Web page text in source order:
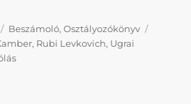
Kategória
Beszámoló,Osztályozókönyv
, Rubi Levkovich, Ugrai
Ha